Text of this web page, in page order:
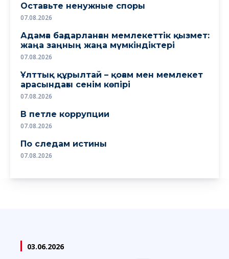
Оставьте ненужные споры
07.08.2026
Адамға бағдарланған мемлекеттік қызмет:
жаңа заңның жаңа мүмкіндіктері
07.08.2026
Ұлттық құрылтай – қоғам мен мемлекет
арасындағы сенім көпірі
07.08.2026
В петле коррупции
07.08.2026
По следам истины
07.08.2026